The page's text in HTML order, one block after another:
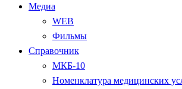
Медиа
WEB
Фильмы
Справочник
МКБ-10
Номенклатура медицинских